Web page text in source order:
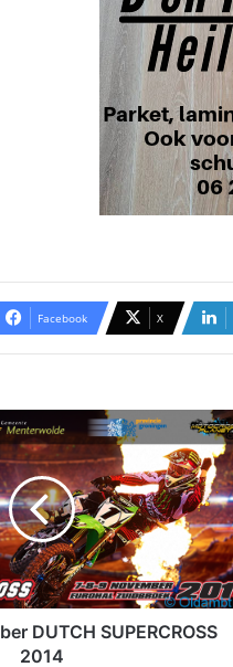
Facebook X
DUTCH SUPERCROSS
2014